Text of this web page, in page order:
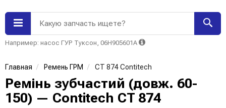
Какую запчасть ищете?
Например: насос ГУР Туксон, 06H905601A
Главная Ремень ГРМ CT 874 Contitech
Ремінь зубчастий (довж. 60-
150) — Contitech CT 874